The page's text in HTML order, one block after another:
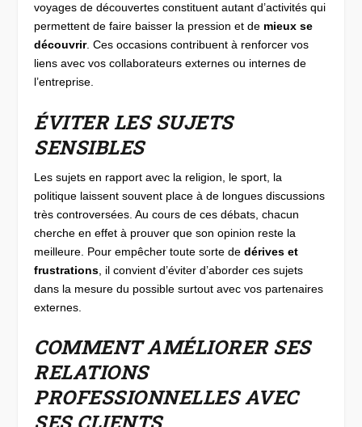
voyages de découvertes constituent autant d’activités qui
permettent de faire baisser la pression et de mieux se
découvrir. Ces occasions contribuent à renforcer vos
liens avec vos collaborateurs externes ou internes de
l’entreprise.
ÉVITER LES SUJETS
SENSIBLES
Les sujets en rapport avec la religion, le sport, la
politique laissent souvent place à de longues discussions
très controversées. Au cours de ces débats, chacun
cherche en effet à prouver que son opinion reste la
meilleure. Pour empêcher toute sorte dedérives et
frustrations , il convient d’éviter d’aborder ces sujets
dans la mesure du possible surtout avec vos partenaires
externes.
COMMENT AMÉLIORER SES
RELATIONS
PROFESSIONNELLES AVEC